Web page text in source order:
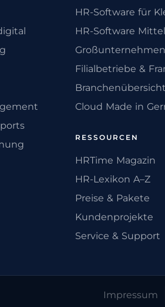
HR-Software für
HR-Software
Filialbetriebe &
Branchenübersicht
Cloud Made in
RESSOURCEN
HRTime Magazin
HR-Lexikon A–Z
Preise & Pakete
Kundenprojekte
Service & Support
Impressum